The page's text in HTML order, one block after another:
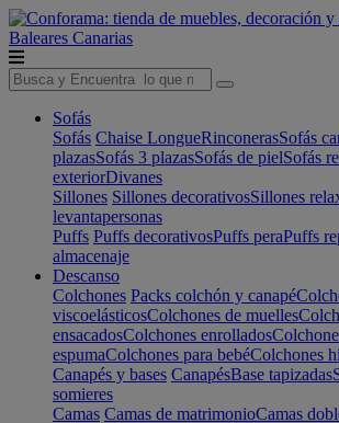
Baleares Canarias
Sofás
Sofás Chaise LongueRinconerasSofás
plazasSofás 3 plazasSofás de pielSofás
exteriorDivanes
Sillones Sillones decorativosSillones
levantapersonas
Puffs Puffs decorativosPuffs peraPuffs
almacenaje
Descanso
Colchones Packs colchón y canapé
viscoelásticosColchones de muelles
ensacadosColchones enrollados
espumaColchones para bebéColchones
Canapés y bases CanapésBase tapizadas
somieres
Camas Camas de matrimonioCamas